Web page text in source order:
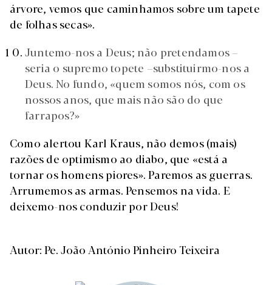
árvore, vemos que caminhamos sobre um tapete
de folhas secas».
Juntemo-nos a Deus; não pretendamos–
seria o supremo topete –substituirmo-nos a
Deus. No fundo, «quem somos nós, com os
nossos anos, que mais não são do que
farrapos?»
Como alertou Karl Kraus, não demos (mais)
razões de optimismo ao diabo, que «está a
tornar os homens piores». Paremos as guerras.
Arrumemos as armas. Pensemos na vida. E
deixemo-nos conduzir por Deus!
Autor: Pe. João António Pinheiro Teixeira